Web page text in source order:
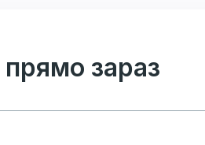
зараз